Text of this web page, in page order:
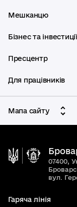
Мешканцю
Бізнес та інвестиції
Пресцентр
Для працівників
Мапа сайту
07400,
вул.
Гаряча лінія